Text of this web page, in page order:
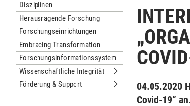
Disziplinen
Herausragende Forschung
Forschungseinrichtungen
Embracing Transformation
Forschungsinformationssystem
Wissenschaftliche Integrität
Untermenu
Förderung & Support
Untermenu Förderung &
04.05.2020
Covid-19”